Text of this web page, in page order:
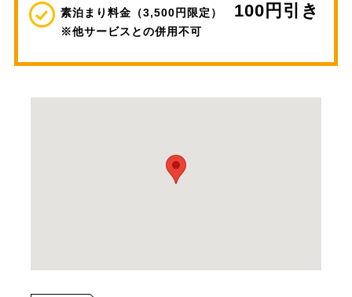
素泊まり料金（3,500円限定） 100円引き
※他サービスとの併用不可